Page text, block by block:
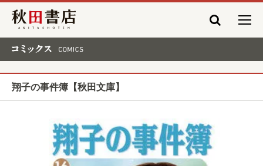
秋田書店
翔子の事件簿【秋田文庫】